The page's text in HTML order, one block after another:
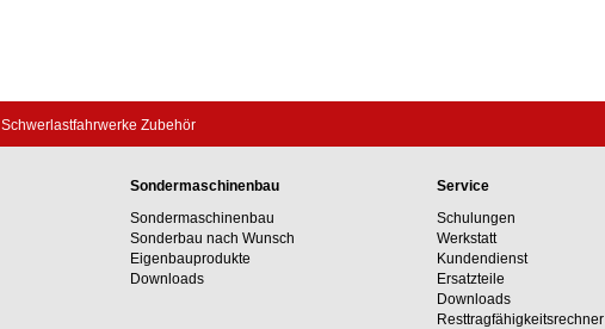
Schwerlastfahrwerke Zubehör
Sondermaschinenbau
Sondermaschinenbau
Sonderbau nach Wunsch
Eigenbauprodukte
Downloads
Service
Schulungen
Werkstatt
Kundendienst
Ersatzteile
Downloads
Resttragfähig­keits­rechner